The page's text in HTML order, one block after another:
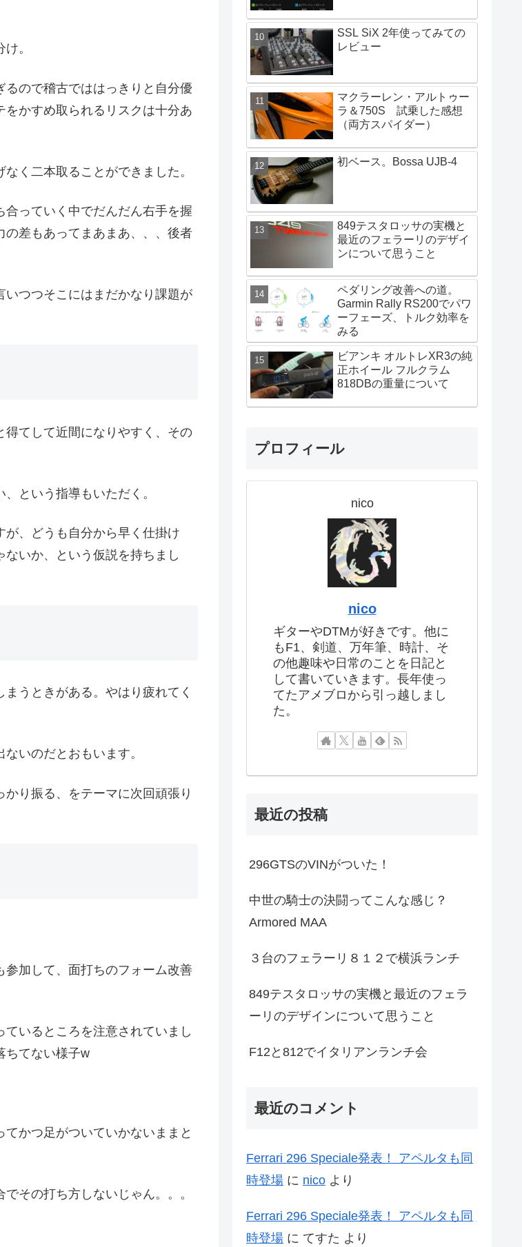
。
ので稽古でははっきりと自分優
かすめ取られるリスクは十分あ
く二本取ることができました。
っていく中でだんだん右手を握
の差もあってまあまあ、、、後者
いつつそこにはまだかなり課題が
てして近間になりやすく、その
という指導もいただく。
、どうも自分から早く仕掛け
いか、という仮説を持ちまし
うときがある。やはり疲れてく
いのだとおもいます。
り振る、をテーマに次回頑張り
加して、面打ちのフォーム改善
いるところを注意されていまし
ちてない様子w
かつ足がついていかないままと
その打ち方しないじゃん。。。
SSL SiX 2年使ってみての
レビュー
マクラーレン・アルトゥー
ラ＆750S 試乗した感想
（両方スパイダー）
初ベース。Bossa UJB-4
849テスタロッサの実機と
最近のフェラーリのデザイ
ンについて思うこと
ペダリング改善への道。
Garmin Rally RS200でパワ
ーフェーズ、トルク効率を
みる
ビアンキ オルトレXR3の純
正ホイール フルクラム
818DBの重量について
プロフィール
nico
nico
ギターやDTMが好きです。他に
もF1、剣道、万年筆、時計、そ
の他趣味や日常のことを日記と
して書いていきます。長年使っ
てたアメブロから引っ越しまし
た。
最近の投稿
296GTSのVINがついた！
中世の騎士の決闘ってこんな感じ？
Armored MAA
３台のフェラーリ８１２で横浜ランチ
849テスタロッサの実機と最近のフェラ
ーリのデザインについて思うこと
F12と812でイタリアンランチ会
最近のコメント
Ferrari 296 Speciale発表！ アペルタも同
時登場 に nico より
Ferrari 296 Speciale発表！ アペルタも同
時登場 に てすた より